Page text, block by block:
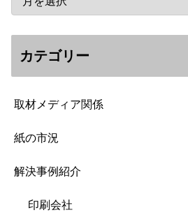
カテゴリー
取材メディア関係
紙の市況
解決事例紹介
印刷会社